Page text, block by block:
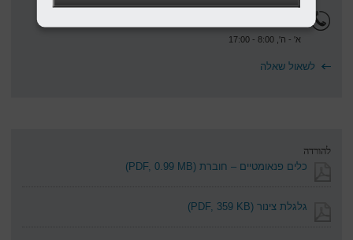
א' - ה', 8:00 - 17:00
לשאול שאלה
להורדה
כלים פנאומטיים – חוברת (PDF, 0.99 MB)
גלגלת צינור (PDF, 359 KB)